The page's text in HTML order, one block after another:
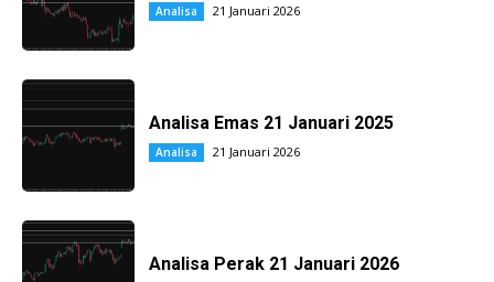
Analisa 21 Januari 2026
Analisa Emas 21 Januari 2025
Analisa 21 Januari 2026
Analisa Perak 21 Januari 2026